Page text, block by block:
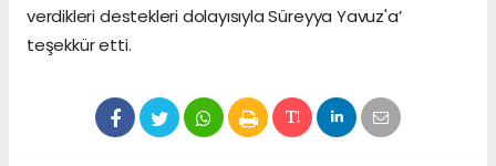
verdikleri destekleri dolayısıyla Süreyya Yavuz'a’
teşekkür etti.